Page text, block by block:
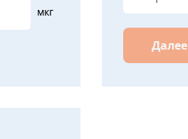
мкг
Далее